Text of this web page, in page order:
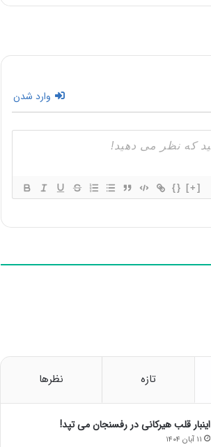
وارد شدن
{} [+]
تازه نظرها
اینبار قلب هیرکانی در رفسنجان می تپد!
۱۱ آبان ۱۴۰۴